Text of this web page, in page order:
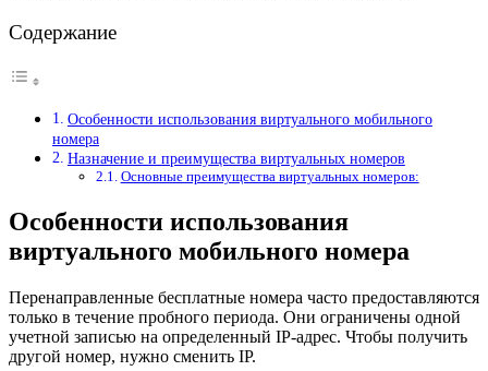
Содержание
Особенности использования виртуального мобильного
номера
Назначение и преимущества виртуальных номеров
Основные преимущества виртуальных номеров:
Особенности использования
виртуального мобильного номера
Перенаправленные бесплатные номера часто предоставляются
только в течение пробного периода. Они ограничены одной
учетной записью на определенный IP-адрес. Чтобы получить
другой номер, нужно сменить IP.